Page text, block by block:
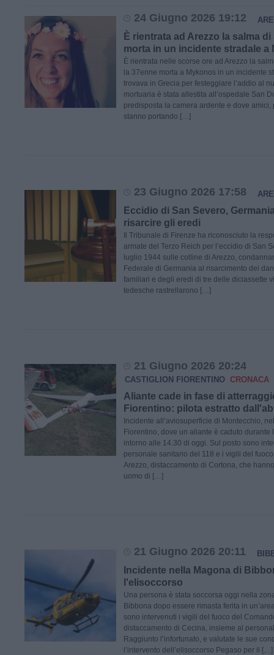
24 Giugno 2026 19:12
È rientrata ad Arezzo la salma
morta in un incidente stradale a
È rientrata nelle scorse ore ad Arezzo la
la 37enne morta a Mykonos in un incidente
trovava in Grecia per festeggiare l’addio al
mortuaria è stata allestita all’ospedale San
predisposta la camera ardente e dove amici,
stanno portando […]
23 Giugno 2026 17:58
Eccidio di San Severo,
risarcire gli eredi
Il Tribunale di Firenze ha riconosciuto la
armate del Terzo Reich per l’eccidio di San
luglio 1944 sulle colline di Arezzo,
Federale di Germania al risarcimento dei
familiari e degli eredi di tre delle diciassette
tedesche rastrellarono […]
21 Giugno 2026 20:24
CASTIGLION FIORENTINO CRONACA
Aliante cade in fase di
Fiorentino: pilota estratto
Incidente all’aviosuperficie di Montecchio,
Fiorentino, dove un aliante è caduto durante
intorno alle 14.30 di oggi. Sul posto sono
personale sanitario del 118 e i vigili del
Arezzo, distaccamento di Cortona, che
uomo di […]
21 Giugno 2026 20:11
Incidente nella Magona di
l'elisoccorso
Una persona è stata soccorsa oggi nella
Bibbona dopo essere rimasta ferita in
sono intervenuti i vigili del fuoco del
distaccamento di Cecina, insieme al
Raggiunto l’infortunato, e valutate le sue
l’intervento dell’elisoccorso Pegaso per il […]